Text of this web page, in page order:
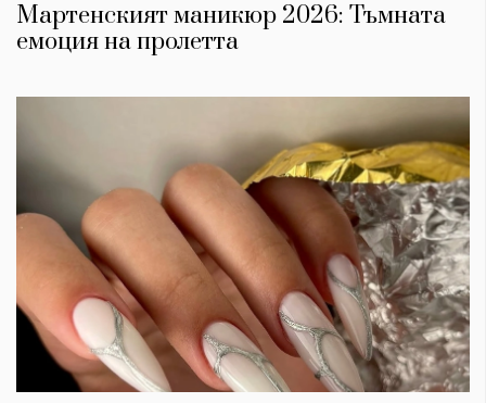
Мартенският маникюр 2026: ​Тъмната
емоция на пролетта